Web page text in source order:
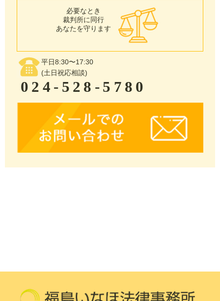
必要なとき
裁判所に同行
あなたを守ります
平日8:30〜17:30
(土日祝応相談)
024-528-5780